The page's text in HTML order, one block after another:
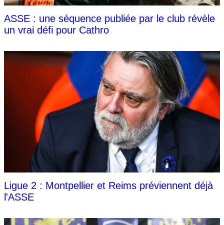
ASSE : une séquence publiée par le club révèle
un vrai défi pour Cathro
Ligue 2 : Montpellier et Reims préviennent déjà
l'ASSE